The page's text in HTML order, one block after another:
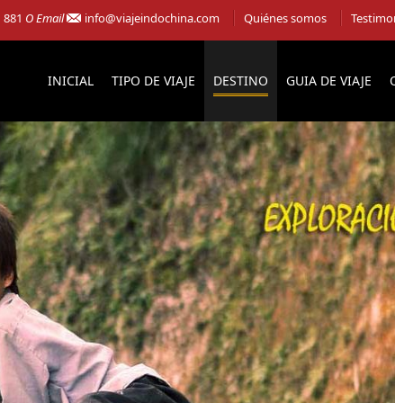
O Email info@viajeindochina.com Quiénes somos
INICIAL TIPO DE VIAJE DESTINO GUIA DE VIAJE